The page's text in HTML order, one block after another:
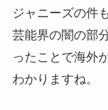
ジャニーズの件
芸能界の闇の部
ったことで海外
わかりますね。